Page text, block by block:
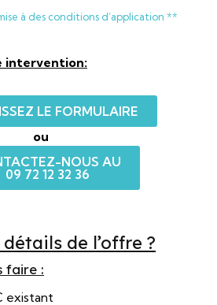
à des conditions d’application **
intervention:
LE FORMULAIRE
ou
NOUS AU
09 72 12 32 36
de l’offre ?
faire :
existant